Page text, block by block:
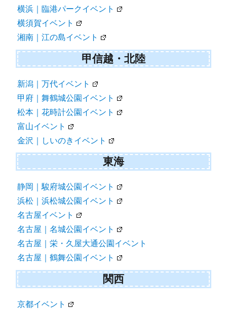
横浜｜臨港パークイベント
横須賀イベント
湘南｜江の島イベント
甲信越・北陸
新潟｜万代イベント
甲府｜舞鶴城公園イベント
松本｜花時計公園イベント
富山イベント
金沢｜しいのきイベント
東海
静岡｜駿府城公園イベント
浜松｜浜松城公園イベント
名古屋イベント
名古屋｜名城公園イベント
名古屋｜栄・久屋大通公園イベント
名古屋｜鶴舞公園イベント
関西
京都イベント